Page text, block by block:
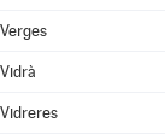
Verges
Vidrà
Vidreres